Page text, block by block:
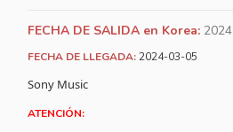
FECHA DE SALIDA en Korea:
FECHA DE LLEGADA: 2024-03-05
Sony Music
ATENCIÓN: